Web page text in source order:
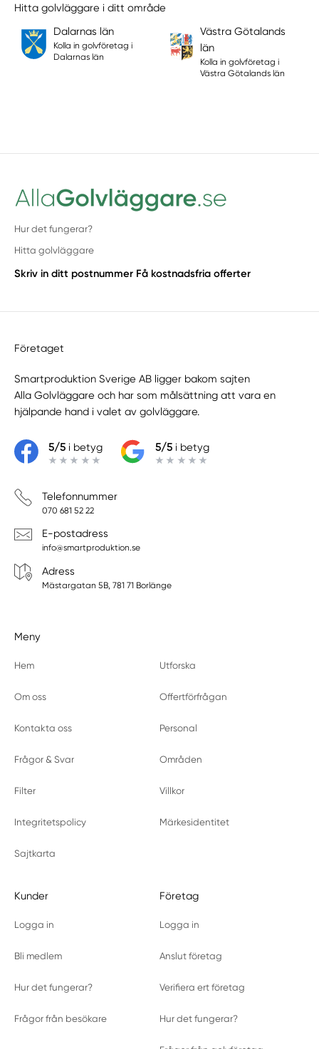
Hitta golvläggare i ditt område
Dalarnas län
Kolla in golvföretag i
Dalarnas län
Västra Götalands
län
Kolla in golvföretag i
Västra Götalands län
Hur det fungerar?
Hitta golvläggare
Skriv in ditt postnummer Få kostnadsfria offerter
Företaget
Smartproduktion Sverige AB ligger bakom sajten
Alla Golvläggare och har som målsättning att vara en
hjälpande hand i valet av golvläggare.
5/5i betyg 5/5i betyg
Telefonnummer
070 681 52 22
E-postadress
info@smartproduktion.se
Adress
Mästargatan 5B, 781 71 Borlänge
Meny
Hem Utforska
Om oss Offertförfrågan
Kontakta oss Personal
Frågor & Svar Områden
Filter Villkor
Integritetspolicy Märkesidentitet
Sajtkarta
Kunder
Logga in
Bli medlem
Hur det fungerar?
Frågor från besökare
Företag
Logga in
Anslut företag
Verifiera ert företag
Hur det fungerar?